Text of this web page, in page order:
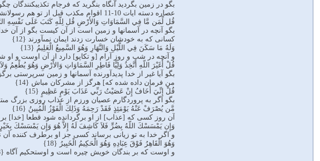
بگو در زمين بگرديد آنگاه بنگريد كه فرجام تكذيب‏كنندگان
عصاره دسته ایات 10-11 اقوام مکذب قبل از تو هم رسولانشان را استهزا کردند اما هلاک شدند.
قُل لِّمَن مَّا فِي السَّمَاوَاتِ وَالأَرْضِ قُل لِلّهِ كَتَبَ عَلَى نَفْسِهِ
بگو آنچه در آسمانها و زمين است از آن كيست بگو از آن
کسانی که به خودشان خسارت زدند ايمان نمى‏آورند {12}
وَلَهُ مَا سَكَنَ فِي اللَّيْلِ وَالنَّهَارِ وَهُوَ السَّمِيعُ الْعَلِيمُ {13}
و آنچه در شب و روز آرام [و تكاپو] دارد از آن اوست و او
قُلْ أَغَيْرَ اللّهِ أَتَّخِذُ وَلِيًّا فَاطِرِ السَّمَاوَاتِ وَالأَرْضِ وَهُوَ يُطْعِمُ
بگو آيا غير از خدا پديدآورنده آسمانها و زمين
من فرمان داده شده كه] هرگز از مشركان مباش {14}
قُلْ إِنِّيَ أَخَافُ إِنْ عَصَيْتُ رَبِّي عَذَابَ يَوْمٍ عَظِيمٍ {15}
بگو اگر به پروردگارم عصيان ورزم از عذاب روزى بزرگ
مَّن يُصْرَفْ عَنْهُ يَوْمَئِذٍ فَقَدْ رَحِمَهُ وَذَلِكَ الْفَوْزُ الْمُبِينُ {16}
آن روز كسى كه [عذاب] از او برگردانده شود قطعا [خدا]
وَإِن يَمْسَسْكَ اللّهُ بِضُرٍّ فَلاَ كَاشِفَ لَهُ إِلاَّ هُوَ وَإِن يَمْسَسْكَ
و اگر خدا به تو زيانى برساند كسى جز او برطرف كننده
وَهُوَ الْقَاهِرُ فَوْقَ عِبَادِهِ وَهُوَ الْحَكِيمُ الْخَبِيرُ {18}
و اوست كه بر بندگان خويش چيره است و اوست‏حكيم آگاه {18}